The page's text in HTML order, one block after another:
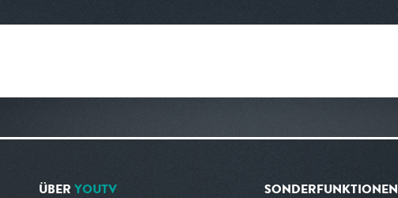
ÜBER YOUTV SONDERFUNKTIONEN